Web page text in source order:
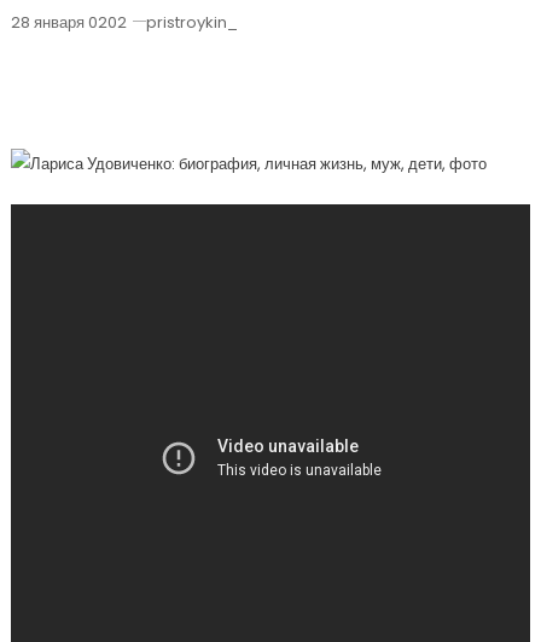
28 января 0202 pristroykin_